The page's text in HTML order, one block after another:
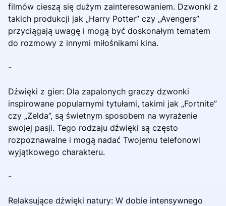
filmów cieszą się dużym zainteresowaniem. Dzwonki z
takich produkcji jak „Harry Potter” czy „Avengers”
przyciągają uwagę i mogą być doskonałym tematem
do rozmowy z innymi miłośnikami kina.
-
Dźwięki z gier: Dla zapalonych graczy dzwonki
inspirowane popularnymi tytułami, takimi jak „Fortnite”
czy „Zelda”, są świetnym sposobem na wyrażenie
swojej pasji. Tego rodzaju dźwięki są często
rozpoznawalne i mogą nadać Twojemu telefonowi
wyjątkowego charakteru.
-
Relaksujące dźwięki natury: W dobie intensywnego